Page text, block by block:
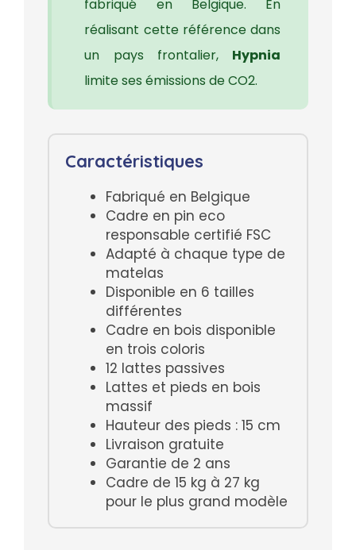
fabriqué en Belgique. En
réalisant cette référence dans
un pays frontalier, Hypnia
limite ses émissions de CO2.
Caractéristiques
Fabriqué en Belgique
Cadre en pin eco
responsable certifié FSC
Adapté à chaque type de
matelas
Disponible en 6 tailles
différentes
Cadre en bois disponible
en trois coloris
12 lattes passives
Lattes et pieds en bois
massif
Hauteur des pieds : 15 cm
Livraison gratuite
Garantie de 2 ans
Cadre de 15 kg à 27 kg
pour le plus grand modèle